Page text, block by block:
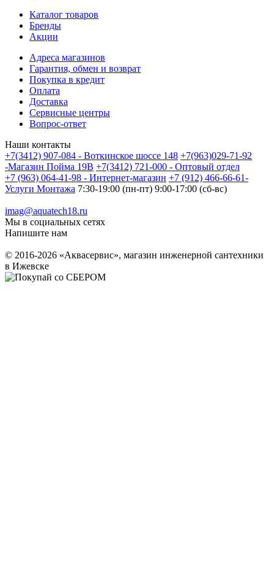
Каталог товаров
Бренды
Акции
Адреса магазинов
Гарантия, обмен и возврат
Покупка в кредит
Оплата
Доставка
Сервисные центры
Вопрос-ответ
Наши контакты
+7(3412) 907-084 - Воткинское шоссе 148 +7(963)029-71-92
-Магазин Пойма 19В +7(3412) 721-000 - Оптовый отдел
+7 (963) 064-41-98 - Интернет-магазин +7 (912) 466-66-61-
Услуги Монтажа 7:30-19:00 (пн-пт) 9:00-17:00 (сб-вс)
imag@aquatech18.ru
Мы в социальных сетях
Напишите нам
© 2016-2026 «Аквасервис», магазин инженерной сантехники
в Ижевске